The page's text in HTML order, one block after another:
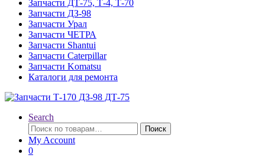
Запчасти ДТ-75, Т-4, Т-70
Запчасти ДЗ-98
Запчасти Урал
Запчасти ЧЕТРА
Запчасти Shantui
Запчасти Caterpillar
Запчасти Komatsu
Каталоги для ремонта
Search
Искать:
Поиск
My Account
0